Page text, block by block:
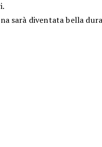
sarà diventata bella